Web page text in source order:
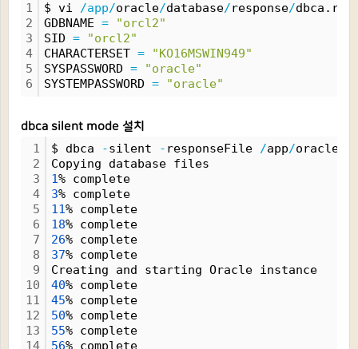
1
2
3
4
5
6
$ vi /app/oracle/database/response/dbca.rsp
GDBNAME =
"orcl2"
SID =
"orcl2"
CHARACTERSET =
"KO16MSWIN949"
SYSPASSWORD =
"oracle"
SYSTEMPASSWORD = "oracle"
dbca silent mode 설치
1
2
3
4
5
6
7
8
9
10
11
12
13
14
$ dbca -silent - responseFile /app/oracle
Copying database files
1% complete
3% complete
11% complete
18% complete
26% complete
37% complete
Creating and starting Oracle instance
40% complete
45% complete
50% complete
55% complete
56% complete